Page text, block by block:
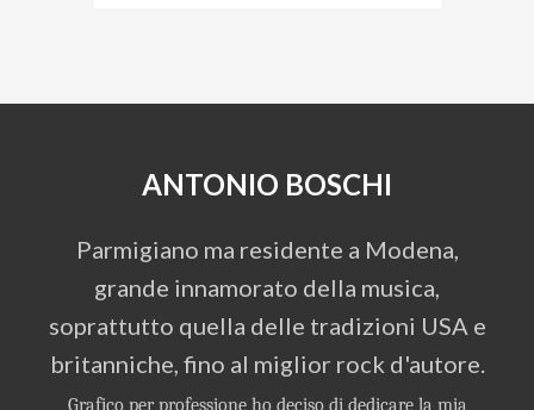
ANTONIO BOSCHI
Parmigiano ma residente a Modena,
grande innamorato della musica,
soprattutto quella delle tradizioni USA e
britanniche, fino al miglior rock d'autore.
Grafico per professione ho deciso di dedicare la mia